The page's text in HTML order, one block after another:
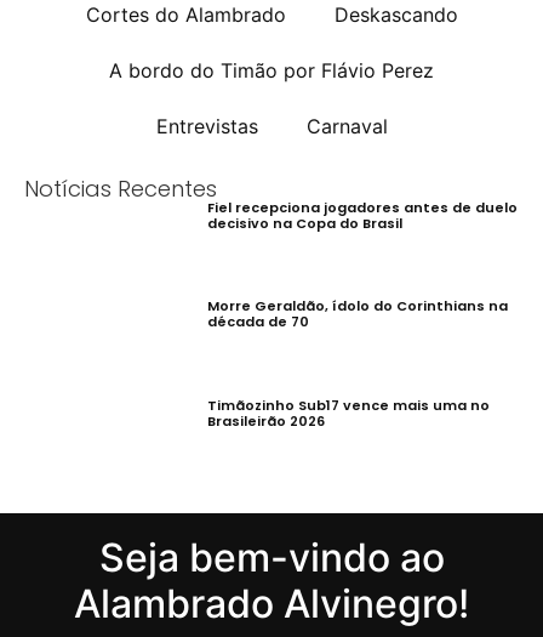
Cortes do Alambrado Deskascando
A bordo do Timão por Flávio Perez
Entrevistas Carnaval
Notícias Recentes
Fiel recepciona jogadores antes de duelo
decisivo na Copa do Brasil
Morre Geraldão, ídolo do Corinthians na
década de 70
Timãozinho Sub17 vence mais uma no
Brasileirão 2026
Seja bem-vindo ao
Alambrado Alvinegro!